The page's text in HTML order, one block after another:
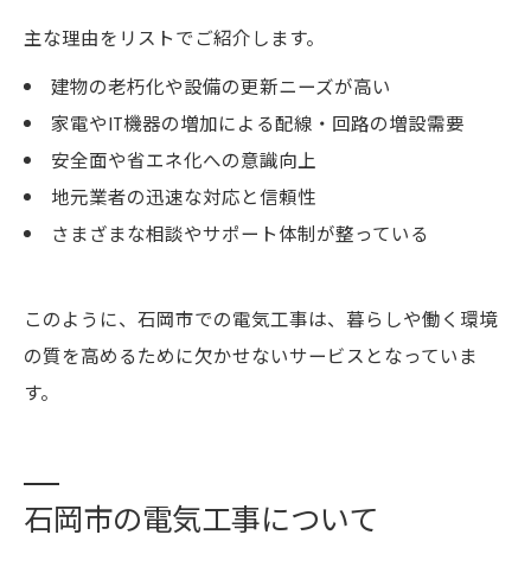
主な理由をリストでご紹介します。
建物の老朽化や設備の更新ニーズが高い
家電やIT機器の増加による配線・回路の増設需要
安全面や省エネ化への意識向上
地元業者の迅速な対応と信頼性
さまざまな相談やサポート体制が整っている
このように、石岡市での電気工事は、暮らしや働く環境
の質を高めるために欠かせないサービスとなっていま
す。
石岡市の電気工事について